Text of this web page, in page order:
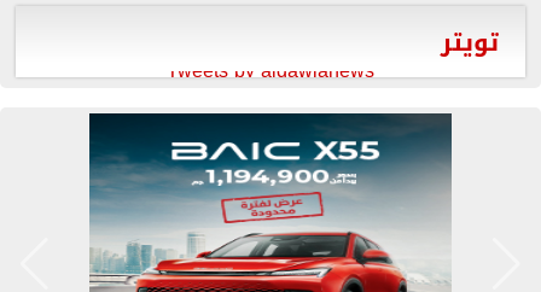
تويتر
Tweets by aldawlanews